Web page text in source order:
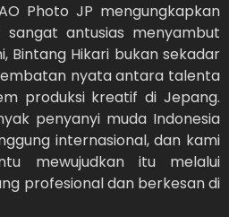
Photo JP mengungkapkan
sangat antusias menyambut
Bintang Hikari bukan sekadar
nyata antara talenta
produksi kreatif di Jepang.
penyanyi muda Indonesia
internasional, dan kami
mewujudkan itu melalui
profesional dan berkesan di